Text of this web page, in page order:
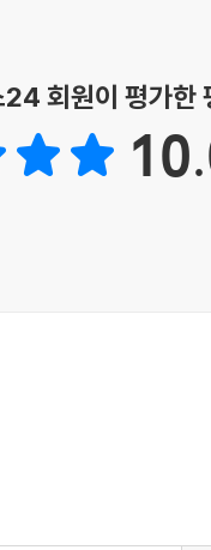
는 특전이다. 소주 원
방법은? 세 친구의 엄
24 회원이 평가한